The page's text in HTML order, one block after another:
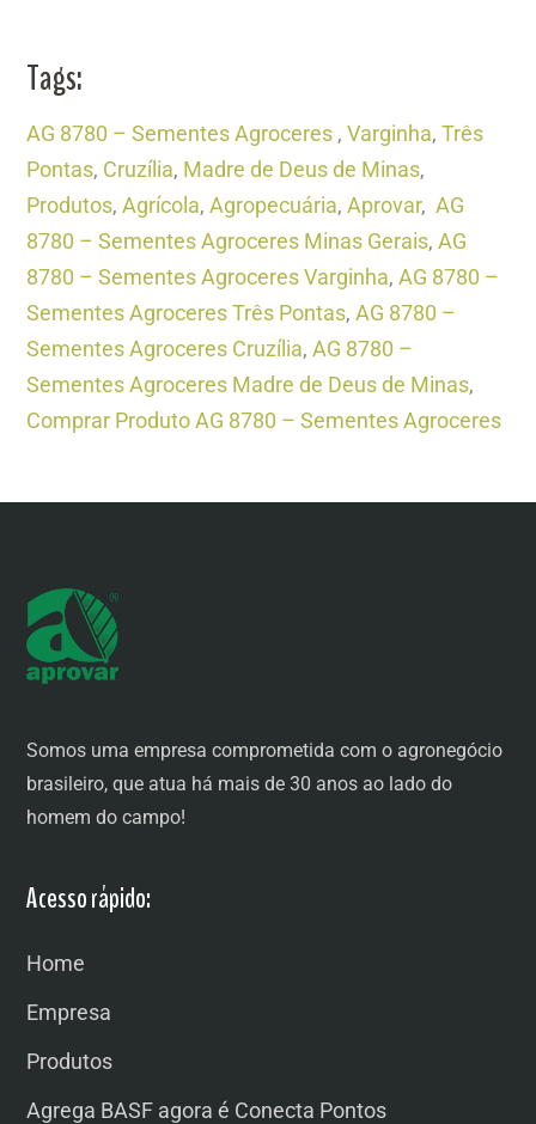
Tags:
AG 8780 – Sementes Agroceres ,Varginha,Três
Pontas, Cruzília, Madre de Deus de Minas,
Produtos,Agrícola,Agropecuária,Aprovar, AG
8780 – Sementes Agroceres Minas Gerais,AG
8780 – Sementes Agroceres Varginha,AG 8780 –
Sementes Agroceres Três Pontas,AG 8780 –
Sementes Agroceres Cruzília,AG 8780 –
Sementes Agroceres Madre de Deus de Minas,
Comprar Produto AG 8780 – Sementes Agroceres
Somos uma empresa comprometida com o agronegócio
brasileiro, que atua há mais de 30 anos ao lado do
homem do campo!
Acesso rápido:
Home
Empresa
Produtos
Agrega BASF agora é Conecta Pontos